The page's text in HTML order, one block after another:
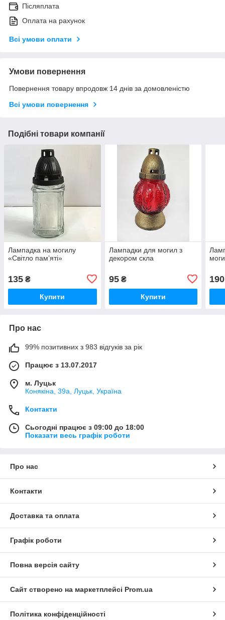
Післяплата
Оплата на рахунок
Всі умови оплати
Умови повернення
Повернення товару впродовж 14 днів за домовленістю
Всі умови повернення
Подібні товари компанії
Лампадка на могилу
«Світло пам’яті»
135 ₴
Купити
Лампадки для могил з
декором скла
95₴
Купити
190
Про нас
99% позитивних з 983 відгуків за рік
Працює з 13.07.2017
м. Луцьк
Конякіна, 39а, Луцьк, Україна
Контакти
Сьогодні працює з 09:00 до 18:00
Показати весь графік роботи
Про нас
Контакти
Доставка та оплата
Графік роботи
Повна версія сайту
Сайт створено на маркетплейсі Prom.ua
Політика конфіденційності